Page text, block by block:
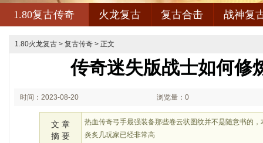
1.80复古传奇 火龙复古 复古合击 战神复
1.80火龙复古 > 复古传奇 > 正文
传奇迷失版战士如何修
时间：2023-08-20 浏览量：0
文 章
摘 要
热血传奇弓手最强装备那些卷云状图纹并不是随意书的
炎炙几玩家已经非常高